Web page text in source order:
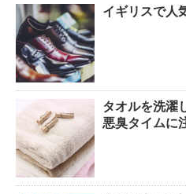
イギリスで人
タオルを洗濯
悪臭タイムに